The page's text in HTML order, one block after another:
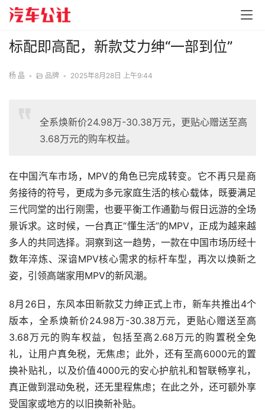
标配即高配，新款艾力绅“一部到位”
杨 晶 • 品牌 • 2025年8月28日 上午9:44
全系焕新价24.98万-30.38万元，更贴心赠送至高
3.68万元的购车权益。
在中国汽车市场，MPV的角色已完成转变。它不再只是商
务接待的符号，更成为多元家庭生活的核心载体，既要满足
三代同堂的出行刚需，也要平衡工作通勤与假日远游的全场
景诉求。这时候，一台真正“懂生活”的MPV，正成为越来越
多人的共同选择。洞察到这一趋势，一款在中国市场历经十
数年淬炼、深谙MPV核心需求的标杆车型，再次以焕新之
姿，引领高端家用MPV的新风潮。
8月26日，东风本田新款艾力绅正式上市，新车共推出4个
版本，全系焕新价24.98万-30.38万元，更贴心赠送至高
3.68万元的购车权益，包括至高2.68万元的购置税全免
礼，让用户真免税，无焦虑；此外，还有至高6000元的置
换补贴礼，以及价值4000元的安心护航礼和智联畅享礼，
真正做到混动免税，还无里程焦虑；在此之外，还可额外享
受国家或地方的以旧换新补贴。